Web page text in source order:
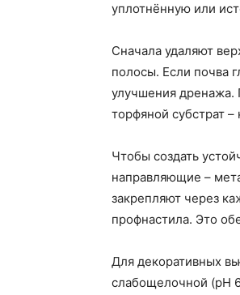
уплотнённую или
Сначала удаляют
полосы. Если почва
улучшения дренажа.
торфяной субстрат
Чтобы создать
направляющие –
закрепляют через
профнастила. Это
Для декоративных
слабощелочной (pH